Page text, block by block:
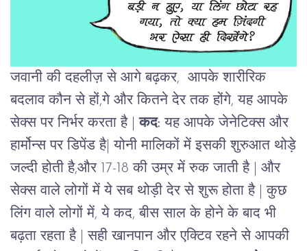
जवानी की दहलीज़ से आगे बढ़कर, आपके शारीरिक
बदलाव कौन से हों,गे और कितने देर तक होंगे, यह आपके
सेक्स पर निर्भर करता है |
कद: यह आपके जेनेटिक्स और
हार्मोन्स पर डिपेंड है| योनी मालिकों में इसकी शुरुआत थोड़े
जल्दी होती है,और 17-18 की उम्र में रुक जाती है | और
सेक्स वाले लोगों में ये सब थोड़ी देर से शुरू होता है |
कुछ
लिंग वाले लोगों में, ये कद, बीस साल के होने के बाद भी
बढ़ता रहता है | सही खानपान और एक्टिव रहने से आपकी